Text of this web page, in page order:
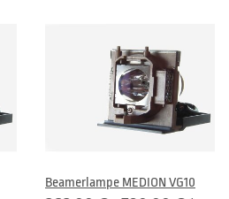
Beamerlampe MEDION VG10